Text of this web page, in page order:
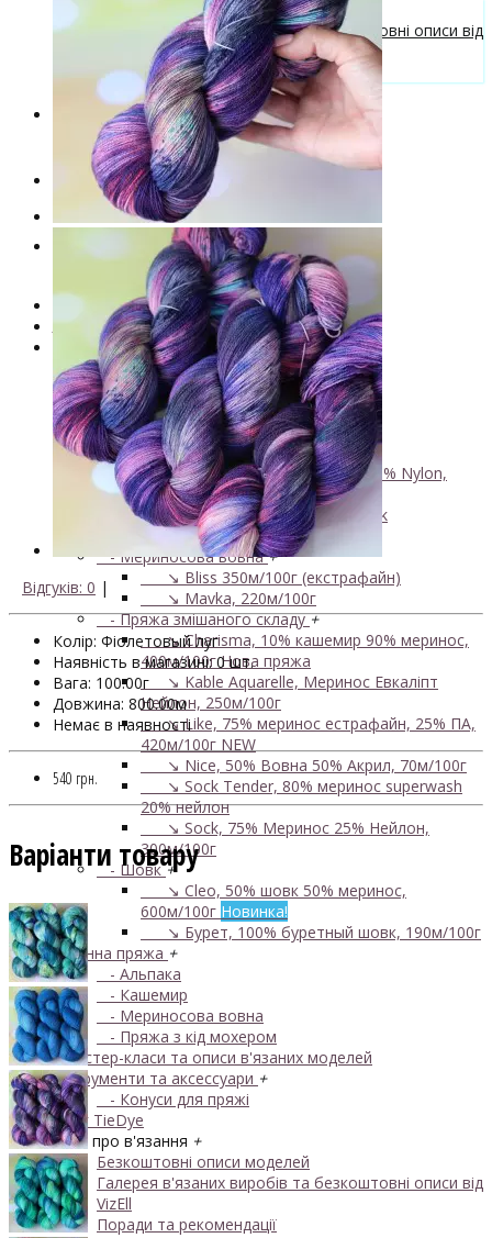
Безкоштовні описи моделей
Галерея в'язаних виробів та безкоштовні описи від
Поради та рекомендації
Новинки
Книги по фарбуванню пряжі
Лімітована колекція пряжі
Пряжа ручного фарбування VizEll+
- Luxury Collection
- Бавовна
- Вовна 100%
- Вовна ягняти
- Кід мохер, альпака+
↘ KidLace, 70% Kid Mohair 30% Nylon,
450м/50г
↘ KidSilk, Super Kid Mohair Silk
↘ Альпака
- Мериносова вовна+
↘ Bliss 350м/100г (екстрафайн)
↘ Mavka, 220м/100г
- Пряжа змішаного складу+
↘ Charisma, 10% кашемир 90% меринос,
400м/100гНова пряжа
↘ Kable Aquarelle, Меринос Евкаліпт
Нейлон, 250м/100г
↘ Like, 75% меринос естрафайн, 25% ПА,
420м/100г NEW
↘ Nice, 50% Вовна 50% Акрил, 70м/100г
↘ Sock Tender, 80% меринос superwash
20% нейлон
↘ Sock, 75% Меринос 25% Нейлон,
300м/100г
- Шовк+
↘ Cleo, 50% шовк 50% меринос,
600м/100г Новинка!
↘ Бурет, 100% буретный шовк, 190м/100г
Бобінна пряжа +
- Альпака
- Кашемир
- Мериносова вовна
- Пряжа з кід мохером
Майстер-класи та описи в'язаних моделей
Інструменти та аксессуари +
- Конуси для пряжі
Одяг TieDye
Блог про в'язання +
Безкоштовні описи моделей
Галерея в'язаних виробів та безкоштовні описи від
VizEll
Поради та рекомендації
Відгуків: 0 |
Колір: Фіолетовый луг
Наявність в магазині: 0 шт.
Вага: 100.00г
Довжина: 800.00м
Немає в наявності
540 грн.
Варіанти товару